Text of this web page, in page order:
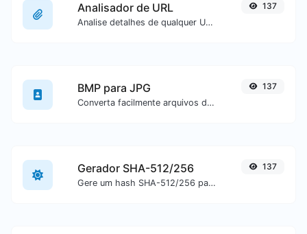
Analisador de URL
Analise detalhes de qualquer URL.
137
BMP para JPG
Converta facilmente arquivos de imagem BMP para JPG.
137
Gerador SHA-512/256
Gere um hash SHA-512/256 para qualquer entrada de texto.
137